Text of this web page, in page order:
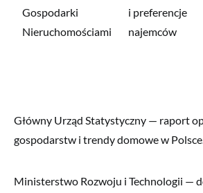
Gospodarki
Nieruchomościami
i preferencje
najemców
Główny Urząd Statystyczny — raport
gospodarstw i trendy domowe w
Ministerstwo Rozwoju i Technologii —